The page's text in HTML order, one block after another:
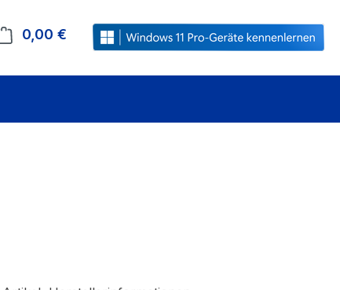
0,00 € Warenkorb enthält 0 Positionen. Der